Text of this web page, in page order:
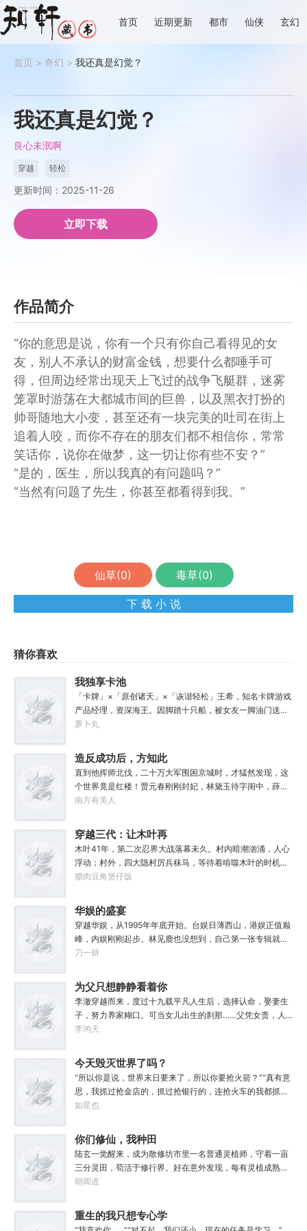
首页 近期更新 都市 仙侠 玄幻
首页 > 奇幻 > 我还真是幻觉？
我还真是幻觉？
良心未泯啊
穿越 轻松
更新时间：2025-11-26
立即下载
作品简介
“你的意思是说，你有一个只有你自己看得见的女
友，别人不承认的财富金钱，想要什么都唾手可
得，但周边经常出现天上飞过的战争飞艇群，迷雾
笼罩时游荡在大都城市间的巨兽，以及黑衣打扮的
帅哥随地大小变，甚至还有一块完美的吐司在街上
追着人咬，而你不存在的朋友们都不相信你，常常
笑话你，说你在做梦，这一切让你有些不安？”
“是的，医生，所以我真的有问题吗？”
“当然有问题了先生，你甚至都看得到我。”
仙草(0) 毒草(0)
下 载 小 说
猜你喜欢
我独享卡池
「卡牌」×「原创诸天」×「诙谐轻松」王希，知名卡牌游戏
产品经理，资深海王。因脚踏十只船，被女友一脚油门送往
异世界。…一场大灾变，重建新世界。五大国组成“世界同
幻想中的超凡力量，对抗着数不清的怪物。撞大运的王希睁
眼醒来，重新认识新世界——高墙、电塔、荒野、迷宫、灾
域；俯瞰局、防卫队、勇者协会、齿轮财团、圣标组织。灾
害降临，怪物横行。脑海中的一道罅隙，为王希打开了穿梭
异世界的大门——他唯有一次次行走在童话、志怪、中古与
能在主世界的灾害中活下去。这是一个退役海王洗心革面，
在扮演“虾头男”的路上越走越远，直至成为卡密的故事。
萝卜丸
造反成功后，方知此
地是红楼
直到他挥师北伐，二十万大军围困京城时，才猛然发现，这
个世界竟是红楼！贾元春刚刚封妃，林黛玉待字闺中，薛宝
钗、三春等人搬入大观园不久。李纨在守寡，妙玉在栊翠
正茂，十二副钗娇俏可人。攻入京城，楚延登基称帝，并很
快下了一道圣旨：贾、林、薛、史等罪官女眷，皆没入掖
庭。江山美人，他全都要！……当晚，绛珠仙草出现在他面
前。
南方有美人
穿越三代：让木叶再
次伟大！
木叶41年，第二次忍界大战落幕未久。村内暗潮汹涌，人心
浮动；村外，四大隐村厉兵秣马，等待着啃噬木叶的时机。
内忧外患之际，机关老资历穿越成猿飞日斩。随之而来的，
——五项指标，将他的未来与村子绑定。从‘杯酒释根部’、重
塑与弟子们的羁绊开始，猿飞日斩踏上了最强火影之路！“你
相信火之意志吗？木叶，要开始加速了！”「笼络天才」、
「制度改革」、「火之国镇国将军」「忍界灯塔」、「木叶
绿卡」、「凝聚日向宇智波」「扶持平民」、「迭代科
飞日斩立于火影岩之巅，下方人声沸腾：“以火影之名，让木
叶再次伟大！”
腊肉豆角煲仔饭
华娱的盛宴
穿越华娱，从1995年年底开始。台娱日薄西山，港娱正值巅
峰，内娱刚刚起步。林见鹿也没想到，自己第一张专辑就直
接打穿了两岸三地，直接封王了。这还怎么退休？
刀一耕
为父只想静静看着你
长生
李澈穿越而来，度过十九载平凡人生后，选择认命，娶妻生
子，努力养家糊口。可当女儿出生的刹那……父凭女贵，人
生不再平凡。……女儿平安出生，你获得道果【仙工】女儿
无灾，获得道果【无垢心】女儿三岁，活泼机灵，获得道果
【棋圣】女儿四岁、五岁、六岁…………李澈发现，女儿每长
大一岁，他便可凝聚出一颗道果，加持己身。从此以后，李
澈有了一个朴实无华的愿望。一岁一道果，默默守长生。为
父只想……从老婆孩子热炕头开始，心平气和的守护女儿长
间。
李鸿天
今天毁灭世界了吗？
“所以你是说，世界末日要来了，所以你要抢火箭？”“真有意
思，我抓过抢金店的，抓过抢银行的，连抢火车的我都抓
过，就是没抓过抢火箭的。”“你怎么想的？就算你真把火箭
开。”“真的，我已经开过无数次了。”“还有，你们真得快
点，我没时间了。”“没时间？”男人呵呵一笑。“你很忙
吗？”“很忙。”林序点点头。“我得去毁灭下一个世界了。”
如星也
你们修仙，我种田
陆玄一觉醒来，成为散修坊市里一名普通灵植师，守着一亩
三分灵田，苟活于修行界。好在意外发现，每有灵植成熟，
自己便能得到额外奖励。收获剑草一株，获得剑丸一枚。收
焰丹丹方一张。……从此，他便安分守住自家灵田，坐看修
行界风起云涌，沧海桑田。“什么切磋斗法，秘境探索，寻仙
朝闻道
重生的我只想专心学